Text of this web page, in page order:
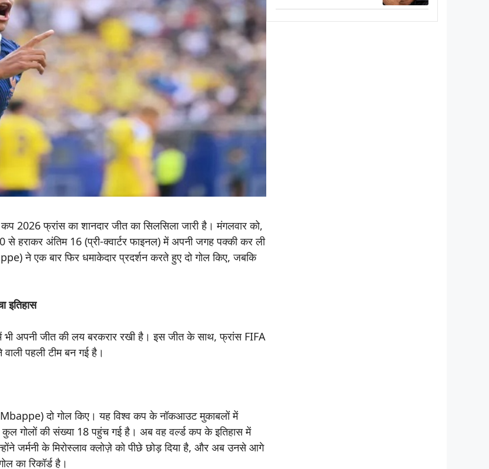
कप 2026 फ्रांस का शानदार जीत का सिलसिला जारी है। मंगलवार को,
अंतिम 16 (प्री-क्वार्टर फाइनल) में अपनी जगह पक्की कर ली
ने एक बार फिर धमाकेदार प्रदर्शन करते हुए दो गोल किए, जबकि
अपनी जीत की लय बरकरार रखी है। इस जीत के साथ, फ्रांस FIFA
पहली टीम बन गई है।
Mbappe) दो गोल किए। यह विश्व कप के नॉकआउट मुकाबलों में
कुल गोलों की संख्या 18 पहुंच गई है। अब वह वर्ल्ड कप के इतिहास में
जर्मनी के मिरोस्लाव क्लोज़े को पीछे छोड़ दिया है, और अब उनसे आगे
का रिकॉर्ड है।